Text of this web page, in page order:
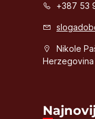
+387 53
Nikole
Herzegovina